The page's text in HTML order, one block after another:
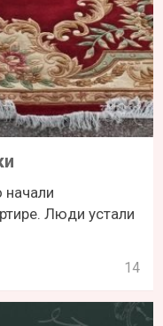
начали
Люди устали
14